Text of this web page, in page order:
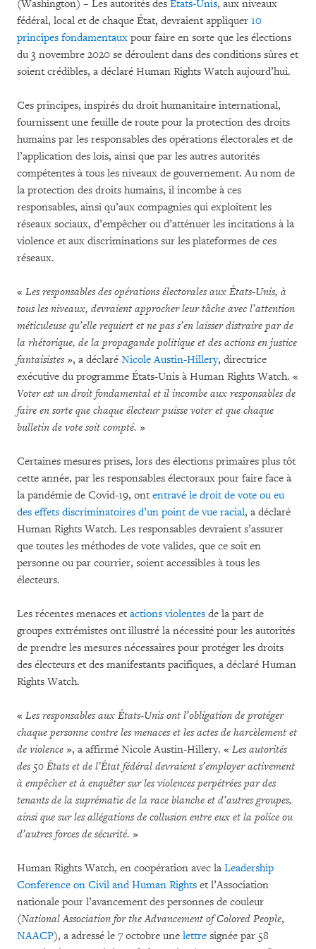
(Washington) – Les autorités des États-Unis, aux niveaux
fédéral, local et de chaque État, devraient appliquer 10
principes fondamentaux pour faire en sorte que les élections
du 3 novembre 2020 se déroulent dans des conditions sûres et
soient crédibles, a déclaré Human Rights Watch aujourd’hui.
Ces principes, inspirés du droit humanitaire international,
fournissent une feuille de route pour la protection des droits
humains par les responsables des opérations électorales et de
l’application des lois, ainsi que par les autres autorités
compétentes à tous les niveaux de gouvernement. Au nom de
la protection des droits humains, il incombe à ces
responsables, ainsi qu’aux compagnies qui exploitent les
réseaux sociaux, d’empêcher ou d’atténuer les incitations à la
violence et aux discriminations sur les plateformes de ces
réseaux.
« Les responsables des opérations électorales aux États-Unis, à
tous les niveaux, devraient approcher leur tâche avec l’attention
méticuleuse qu’elle requiert et ne pas s’en laisser distraire par de
la rhétorique, de la propagande politique et des actions en justice
fantaisistes», a déclaré Nicole Austin-Hillery, directrice
exécutive du programme États-Unis à Human Rights Watch. «
Voter est un droit fondamental et il incombe aux responsables de
faire en sorte que chaque électeur puisse voter et que chaque
bulletin de vote soit compté. »
Certaines mesures prises, lors des élections primaires plus tôt
cette année, par les responsables électoraux pour faire face à
la pandémie de Covid-19, ont entravé le droit de vote ou eu
des effets discriminatoires d’un point de vue racial, a déclaré
Human Rights Watch. Les responsables devraient s’assurer
que toutes les méthodes de vote valides, que ce soit en
personne ou par courrier, soient accessibles à tous les
électeurs.
Les récentes menaces et actions violentes de la part de
groupes extrémistes ont illustré la nécessité pour les autorités
de prendre les mesures nécessaires pour protéger les droits
des électeurs et des manifestants pacifiques, a déclaré Human
Rights Watch.
« Les responsables aux États-Unis ont l’obligation de protéger
chaque personne contre les menaces et les actes de harcèlement et
de violence », a affirmé Nicole Austin-Hillery. « Les autorités
des 50 États et de l’État fédéral devraient s’employer activement
à empêcher et à enquêter sur les violences perpétrées par des
tenants de la suprématie de la race blanche et d’autres groupes,
ainsi que sur les allégations de collusion entre eux et la police ou
d’autres forces de sécurité. »
Human Rights Watch, en coopération avec la Leadership
Conference on Civil and Human Rights et l’Association
nationale pour l’avancement des personnes de couleur
(National Association for the Advancement of Colored People,
NAACP), a adressé le 7 octobre une lettre signée par 58